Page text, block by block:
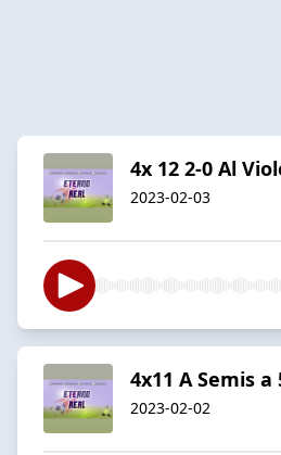
4x 12 2-0 Al
2023-02-03
4x11 A Semis a
2023-02-02